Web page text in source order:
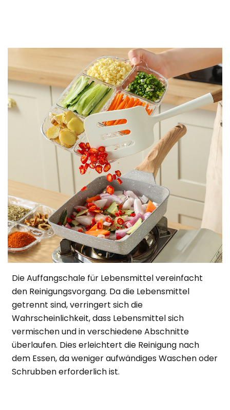
Die Auffangschale für Lebensmittel vereinfacht
den Reinigungsvorgang. Da die Lebensmittel
getrennt sind, verringert sich die
Wahrscheinlichkeit, dass Lebensmittel sich
vermischen und in verschiedene Abschnitte
überlaufen. Dies erleichtert die Reinigung nach
dem Essen, da weniger aufwändiges Waschen oder
Schrubben erforderlich ist.